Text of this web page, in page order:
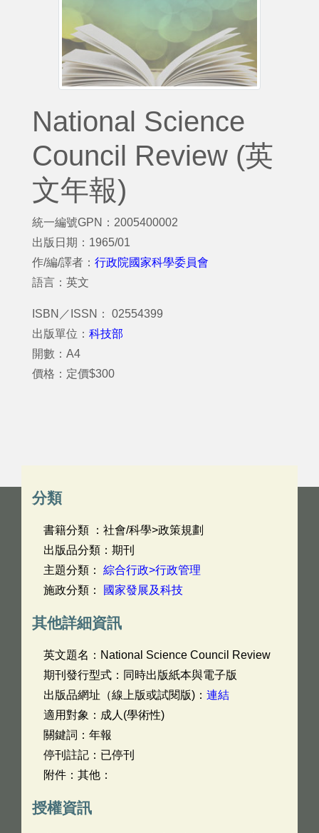
National Science
Council Review (英
文年報)
統一編號GPN：2005400002
出版日期：1965/01
作/編/譯者： 行政院國家科學委員會
語言：英文
ISBN／ISSN： 02554399
出版單位： 科技部
開數：A4
價格：定價$300
分類
書籍分類 ：社會/科學>政策規劃
出版品分類：期刊
主題分類： 綜合行政>行政管理
施政分類：
國家發展及科技
其他詳細資訊
英文題名： National Science Council Review
期刊發行型式：同時出版紙本與電子版
出版品網址（線上版或試閱版)： 連結
適用對象：成人(學術性)
關鍵詞：年報
停刊註記：已停刊
附件：其他：
授權資訊